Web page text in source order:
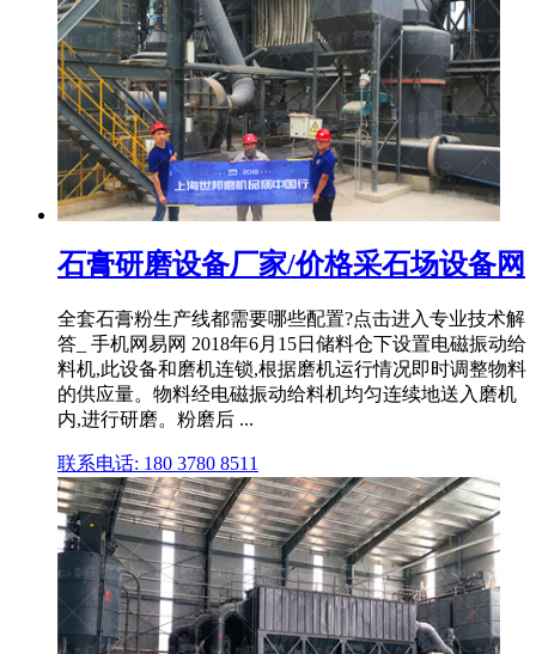
石膏研磨设备厂家/价格采石场设备网
全套石膏粉生产线都需要哪些配置?点击进入专业技术解
答_ 手机网易网 2018年6月15日储料仓下设置电磁振动给
料机,此设备和磨机连锁,根据磨机运行情况即时调整物料
的供应量。物料经电磁振动给料机均匀连续地送入磨机
内,进行研磨。粉磨后 ...
联系电话: 180 3780 8511